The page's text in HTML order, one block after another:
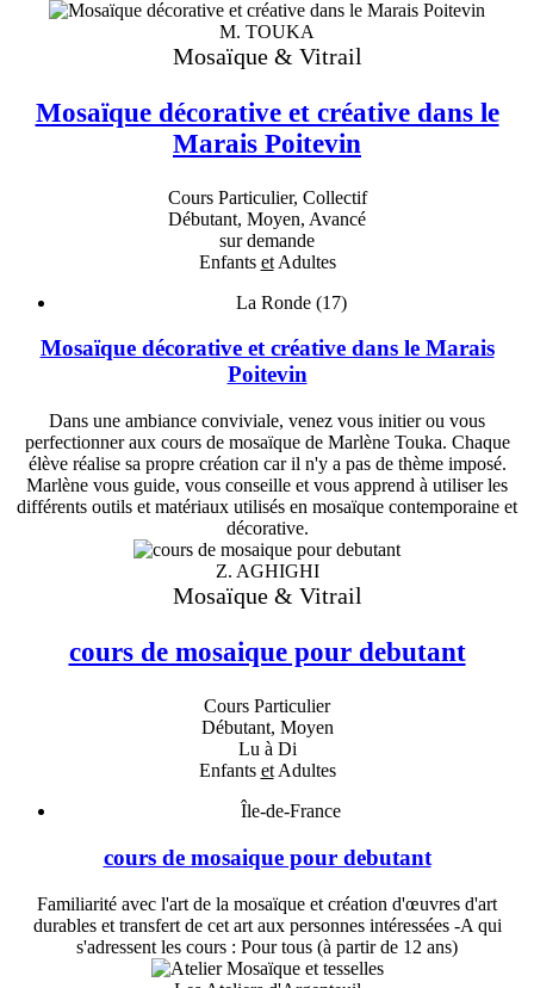
M. TOUKA
Mosaïque & Vitrail
Mosaïque décorative et créative dans le
Marais Poitevin
Cours Particulier, Collectif
Débutant, Moyen, Avancé
sur demande
Enfants etAdultes
La Ronde (17)
Mosaïque décorative et créative dans le Marais
Poitevin
Dans une ambiance conviviale, venez vous initier ou vous
perfectionner aux cours de mosaïque de Marlène Touka. Chaque
élève réalise sa propre création car il n'y a pas de thème imposé.
Marlène vous guide, vous conseille et vous apprend à utiliser les
différents outils et matériaux utilisés en mosaïque contemporaine et
décorative.
Z. AGHIGHI
Mosaïque & Vitrail
cours de mosaique pour debutant
Cours Particulier
Débutant, Moyen
Lu à Di
Enfants etAdultes
Île-de-France
cours de mosaique pour debutant
Familiarité avec l'art de la mosaïque et création d'œuvres d'art
durables et transfert de cet art aux personnes intéressées -A qui
s'adressent les cours : Pour tous (à partir de 12 ans)